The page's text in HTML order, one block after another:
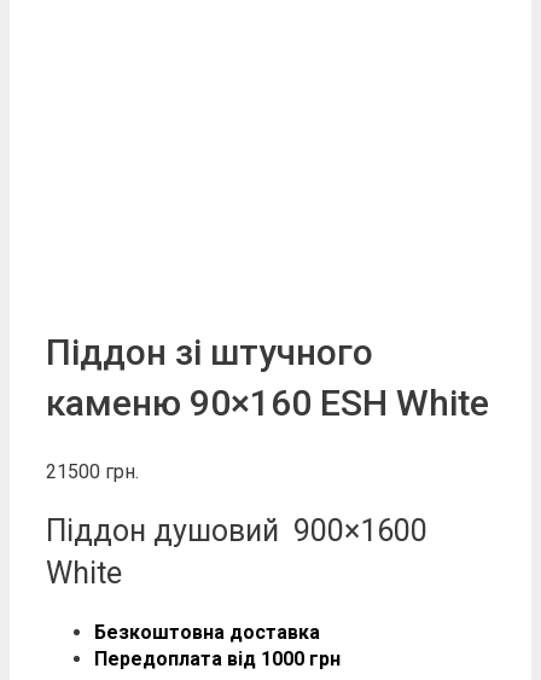
Піддон зі штучного
каменю 90×160 ESH White
21500 грн.
Піддон душовий 900×1600
White
Безкоштовна доставка
Передоплата від 1000 грн